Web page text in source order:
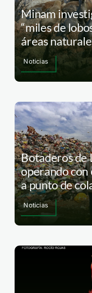
Minam
“miles de
áreas
Noticias
Botaderos de
operando con
a punto de
Noticias